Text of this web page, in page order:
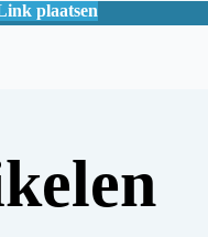
plaatsen